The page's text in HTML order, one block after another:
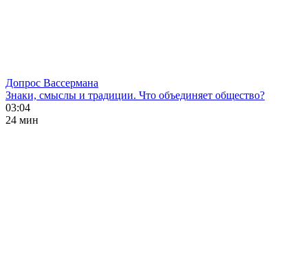
Допрос Вассермана
Знаки, смыслы и традиции. Что объединяет общество?
03:04
24 мин